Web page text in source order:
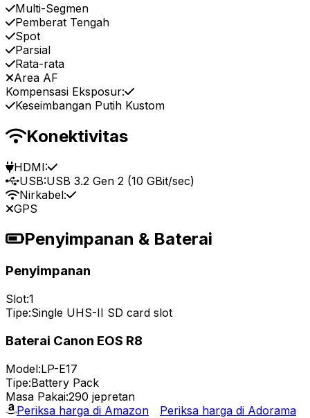
Multi-Segmen
Pemberat Tengah
Spot
Parsial
Rata-rata
Area AF
Kompensasi Eksposur:
Keseimbangan Putih Kustom
Konektivitas
HDMI:
USB:USB 3.2 Gen 2 (10 GBit/sec)
Nirkabel:
GPS
Penyimpanan & Baterai
Penyimpanan
Slot:1
Tipe:Single UHS-II SD card slot
Baterai Canon EOS R8
Model:LP-E17
Tipe:Battery Pack
Masa Pakai:290 jepretan
Periksa harga di Amazon
Periksa harga di Adorama